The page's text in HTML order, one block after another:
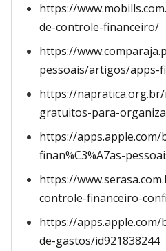
https://
de-controle-financeiro/
https://
pessoais/artigos/apps-
https://
gratuitos-para-
https://
finan%C3%A7as-
https://
controle-financeiro-
https://
de-gastos/id921838244